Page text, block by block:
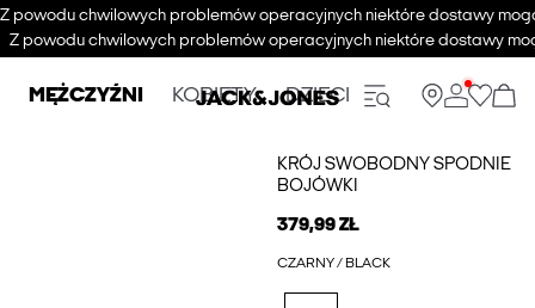
Z powodu chwilowych problemów operacyjnych niektóre dostawy
Z powodu chwilowych problemów operacyjnych niektóre dostawy
MĘŻCZYŹNI KOBIETY DZIECI
KRÓJ SWOBODNY SPODNIE
BOJÓWKI
379,99 ZŁ
CZARNY / BLACK